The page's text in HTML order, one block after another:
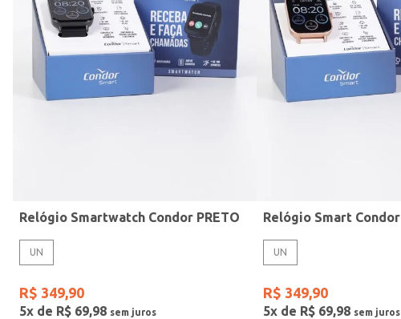
UN
Casio
Gang
Rose
Vermelho
Estilo
Relógio Smartwatch Condor PRETO
UN
R$ 349,90
5x de R$ 69,98
UN
R$ 349,90
5x de R$ 69,98